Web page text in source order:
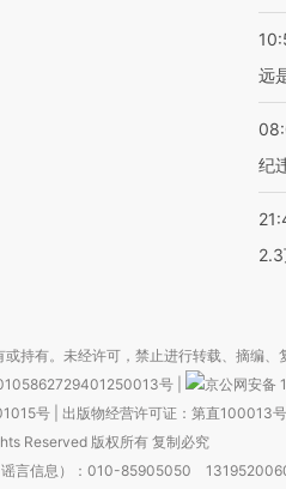
远
纪
持有。未经许可，禁止进行转载、摘编、
号
京公网安备
号| 出版物经营许可证：第直100013号
Reserved 版权所有 复制必究
谣言信息）：010-85905050